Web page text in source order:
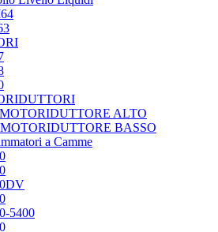
ALTO
BASSO
a Camme
5400